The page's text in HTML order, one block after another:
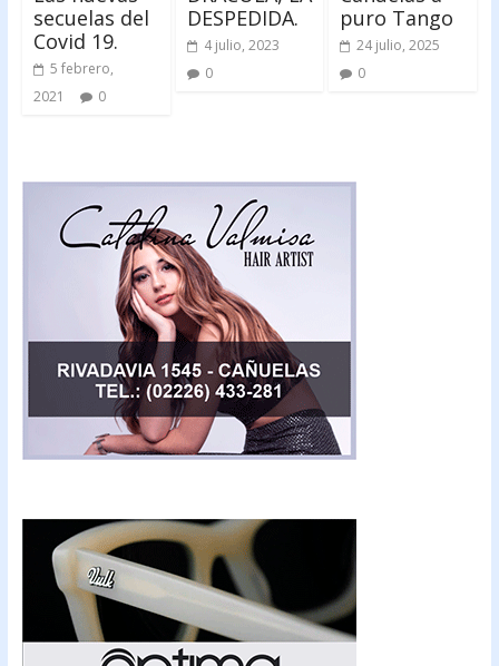
secuelas del
Covid 19.
5 febrero,
2021
0
DESPEDIDA.
4 julio, 2023
0
puro Tango
24 julio, 2025
0